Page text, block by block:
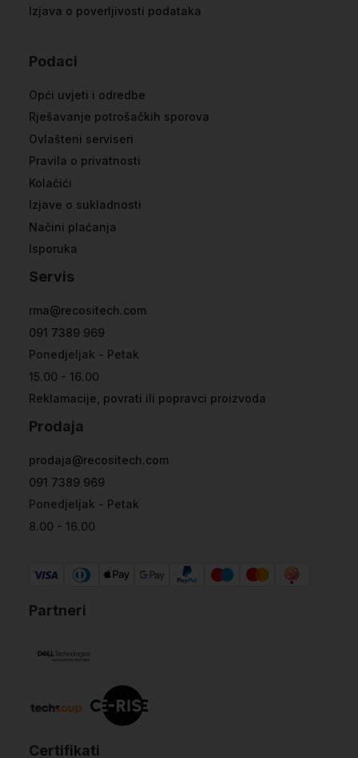
Izjava o poverljivosti podataka
Podaci
Opći uvjeti i odredbe
Rješavanje potrošačkih sporova
Ovlašteni serviseri
Pravila o privatnosti
Kolačići
Izjave o sukladnosti
Načini plaćanja
Isporuka
Servis
rma@recositech.com
091 7389 969
Ponedjeljak - Petak
15.00 - 16.00
Reklamacije, povrati ili popravci proizvoda
Prodaja
prodaja@recositech.com
091 7389 969
Ponedjeljak - Petak
8.00 - 16.00
Partneri
Certifikati